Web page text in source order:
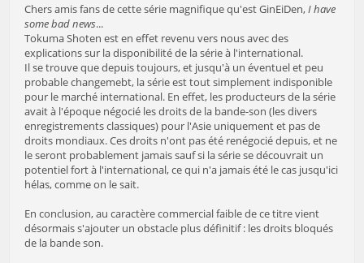
Chers amis fans de cette série magnifique qu'est GinEiDen,I have
some bad news...
Tokuma Shoten est en effet revenu vers nous avec des
explications sur la disponibilité de la série à l'international.
Il se trouve que depuis toujours, et jusqu'à un éventuel et peu
probable changemebt, la série est tout simplement indisponible
pour le marché international. En effet, les producteurs de la série
avait à l'époque négocié les droits de la bande-son (les divers
enregistrements classiques) pour l'Asie uniquement et pas de
droits mondiaux. Ces droits n'ont pas été renégocié depuis, et ne
le seront probablement jamais sauf si la série se découvrait un
potentiel fort à l'international, ce qui n'a jamais été le cas jusqu'ici
hélas, comme on le sait.
En conclusion, au caractère commercial faible de ce titre vient
désormais s'ajouter un obstacle plus définitif : les droits bloqués
de la bande son.